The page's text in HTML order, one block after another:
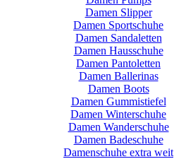
Damen Slipper
Damen Sportschuhe
Damen Sandaletten
Damen Hausschuhe
Damen Pantoletten
Damen Ballerinas
Damen Boots
Damen Gummistiefel
Damen Winterschuhe
Damen Wanderschuhe
Damen Badeschuhe
Damenschuhe extra weit